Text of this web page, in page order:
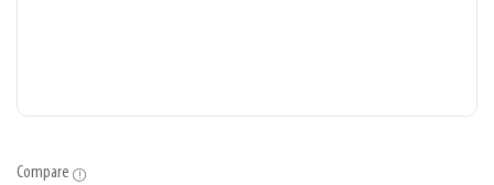
Compare